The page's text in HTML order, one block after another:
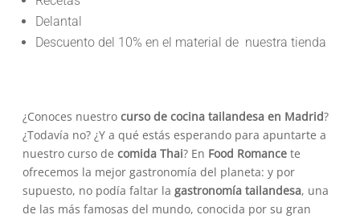
Delantal
Descuento del 10% en el material de nuestra tienda
¿Conoces nuestro curso de cocina tailandesa en Madrid?
¿Todavía no? ¿Y a qué estás esperando para apuntarte a
nuestro curso de comida Thai? En Food Romance te
ofrecemos la mejor gastronomía del planeta: y por
supuesto, no podía faltar la gastronomía tailandesa, una
de las más famosas del mundo, conocida por su gran